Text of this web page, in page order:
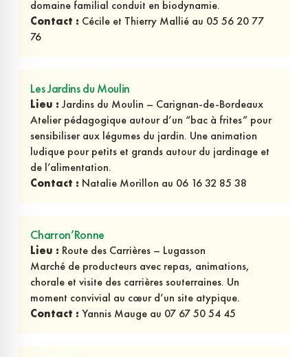
domaine familial conduit en biodynamie.
Contact : Cécile et Thierry Mallié au 05 56 20 77
76
Les Jardins du Moulin
Lieu : Jardins du Moulin – Carignan-de-Bordeaux
Atelier pédagogique autour d’un “bac à frites” pour
sensibiliser aux légumes du jardin. Une animation
ludique pour petits et grands autour du jardinage et
de l’alimentation.
Contact : Natalie Morillon au 06 16 32 85 38
Charron’Ronne
Lieu : Route des Carrières – Lugasson
Marché de producteurs avec repas, animations,
chorale et visite des carrières souterraines. Un
moment convivial au cœur d’un site atypique.
Contact : Yannis Mauge au 07 67 50 54 45